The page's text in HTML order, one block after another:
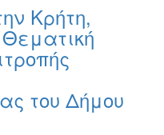
Κρήτη,
του Δήμου